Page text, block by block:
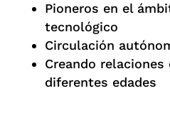
Pioneros en el
tecnológico
Circulación
Creando
diferentes edades